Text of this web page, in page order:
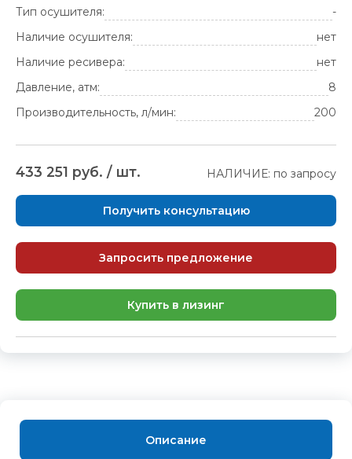
Тип осушителя:
-
Наличие осушителя:
нет
Наличие ресивера:
нет
Давление, атм:
8
Производительность, л/мин:
200
433 251 руб. / шт. НАЛИЧИЕ: по запросу
Получить консультацию
Запросить предложение
Купить в лизинг
Описание